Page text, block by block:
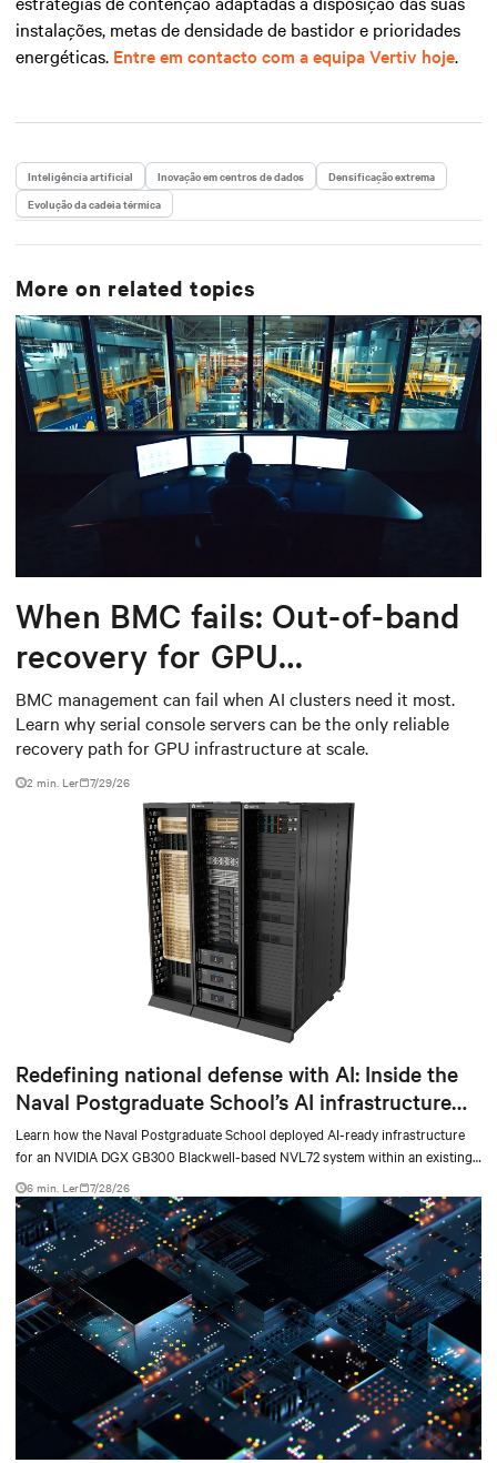
instalações, metas de densidade de bastidor e prioridades
energéticas. Entre em contacto com a equipa Vertiv hoje.
Inteligência artificial Inovação em centros de dados
Densificação extrema
Evolução da cadeia térmica
More on related topics
When BMC fails: Out-of-band
recovery for GPU
infrastructure
BMC management can fail when AI clusters need it most.
Learn why serial console servers can be the only reliable
recovery path for GPU infrastructure at scale.
2 min. Ler 7/29/26
Redefining national defense with AI: Inside the
Naval Postgraduate School’s AI infrastructure
deployment
Learn how the Naval Postgraduate School deployed AI-ready infrastructure
for an NVIDIA DGX GB300 Blackwell-based NVL72 system within an existing
facility, creating a repeatable model for high-density, liquid-cooled AI
environments.
6 min. Ler 7/28/26